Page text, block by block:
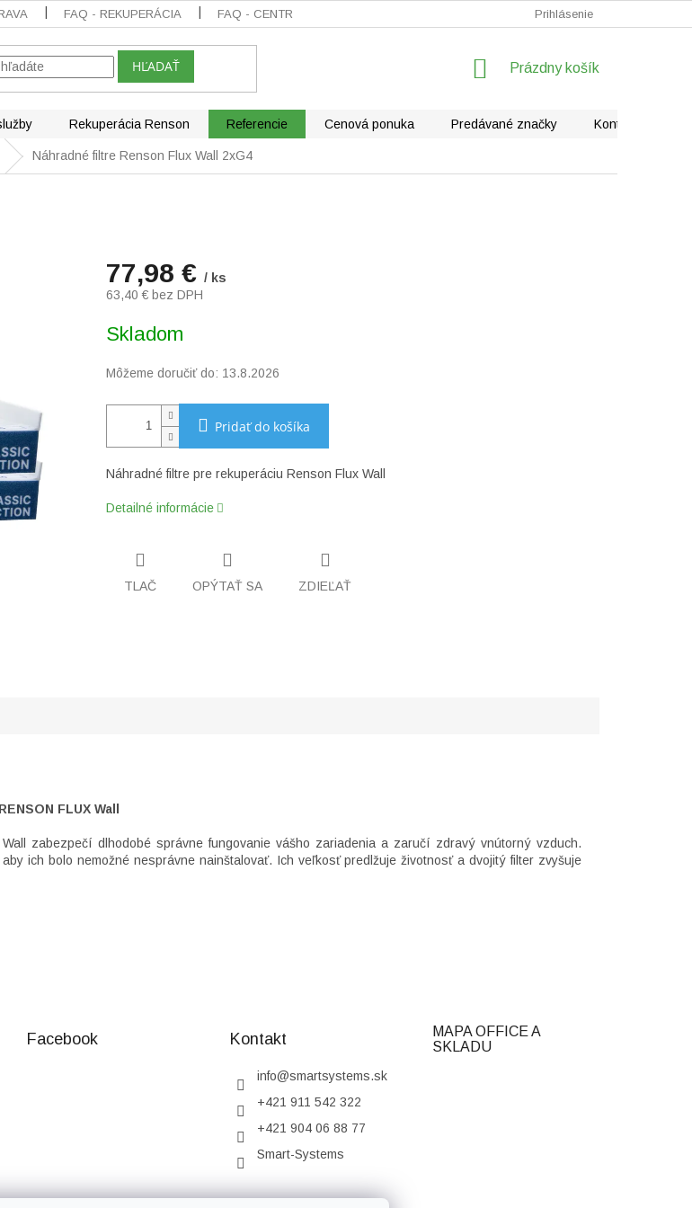
FAQ - REKUPERÁCIA FAQ - CENTRÁLNE VYSÁVAČE FAQ - KLIMATIZÁCIE REKLAMÁCIE
Prihlásenie
HĽADAŤ
NÁKUPNÝ
Prázdny košík
Rekuperácia Renson Referencie Cenová ponuka Predávané značky Kontakty
Náhradné filtre Renson Flux Wall 2xG4
77,98 € / ks
63,40 € bez DPH
cena:
Skladom
Môžeme doručiť do: 13.8.2026
Pridať do košíka
Náhradné filtre pre rekuperáciu Renson Flux Wall
Detailné informácie
TLAČ OPÝTAŤ SA ZDIEĽAŤ
FLUX Wall
zabezpečí dlhodobé správne fungovanie vášho zariadenia a zaručí zdravý vnútorný vzduch.
ich bolo nemožné nesprávne nainštalovať. Ich veľkosť predlžuje životnosť a dvojitý filter zvyšuje
Facebook Kontakt
info@smartsystems.sk
+421 911 542 322
+421 904 06 88 77
Smart-Systems
MAPA OFFICE A
SKLADU